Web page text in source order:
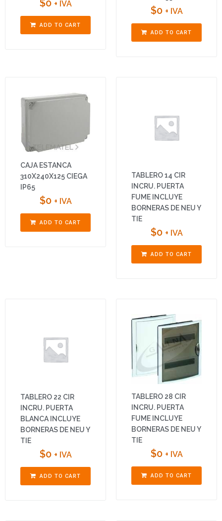
$0 + IVA
ADD TO CART
$0 + IVA
ADD TO CART
CAJA ESTANCA
310X240X125 CIEGA
IP65
$0 + IVA
ADD TO CART
TABLERO 14 CIR
INCRU. PUERTA
FUME INCLUYE
BORNERAS DE NEU Y
TIE
$0 + IVA
ADD TO CART
TABLERO 22 CIR
INCRU. PUERTA
BLANCA INCLUYE
BORNERAS DE NEU Y
TIE
$0 + IVA
ADD TO CART
TABLERO 28 CIR
INCRU. PUERTA
FUME INCLUYE
BORNERAS DE NEU Y
TIE
$0 + IVA
ADD TO CART